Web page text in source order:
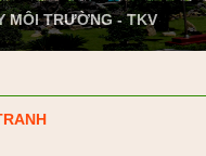
MÔI TRƯỜNG - TKV